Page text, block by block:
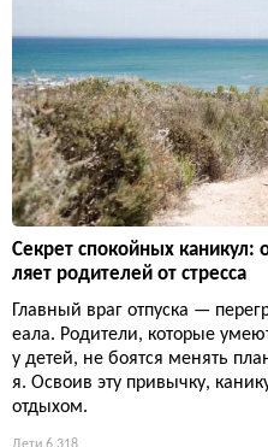
Секрет спокойных каникул:
ляет родителей от стресса
Главный враг отпуска —
еала. Родители, которые
у детей, не боятся менять
я. Освоив эту привычку,
отдыхом.